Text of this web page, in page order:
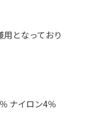
となっており
ナイロン4％